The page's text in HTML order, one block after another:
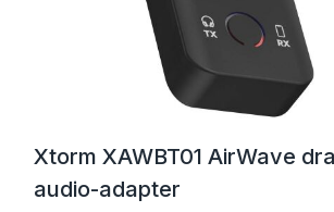
Xtorm XAWBT01 AirWave
audio-adapter